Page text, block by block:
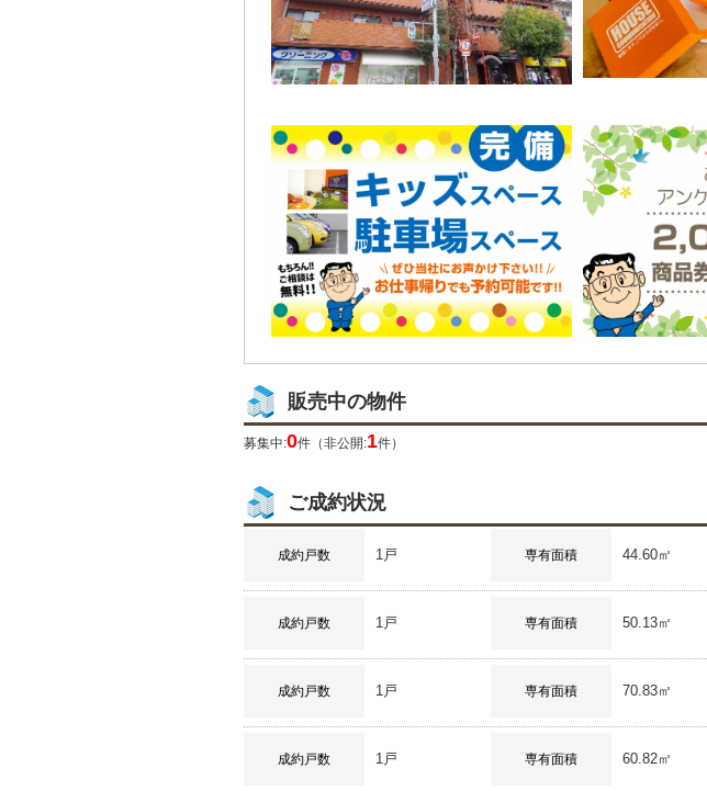
販売中の物件
募集中:0件（非公開:1件）
ご成約状況
成約戸数 1戸 専有面積 44.60㎡
成約戸数 1戸 専有面積 50.13㎡
成約戸数 1戸 専有面積 70.83㎡
成約戸数 1戸 専有面積 60.82㎡